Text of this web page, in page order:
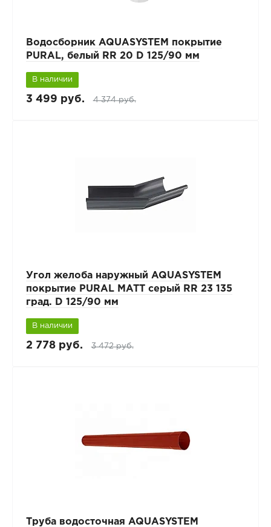
Водосборник AQUASYSTEM покрытие
PURAL, белый RR 20 D 125/90 мм
В наличии
3 499 руб. 4 374 руб.
Угол желоба наружный AQUASYSTEM
покрытие PURAL MATT серый RR 23 135
град. D 125/90 мм
В наличии
2 778 руб. 3 472 руб.
Труба водосточная AQUASYSTEM